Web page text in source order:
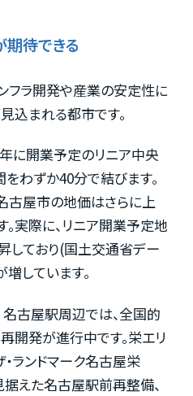
待できる
フラ開発や産業の安定性に
込まれる都市です。
に開業予定のリニア中央
わずか40分で結びます。
古屋市の地価はさらに上
実際に、リニア開業予定地
しており(国土交通省デー
しています。
名古屋駅周辺では、全国的
開発が進行中です。栄エリ
ランドマーク名古屋栄
えた名古屋駅前再整備、